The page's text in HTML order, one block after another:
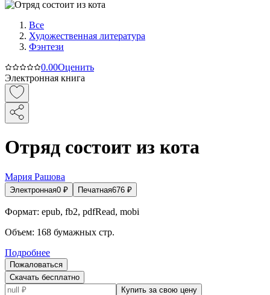
Все
Художественная литература
Фэнтези
0.00Оценить
Электронная книга
Отряд состоит из кота
Мария Рашова
Электронная0 ₽ Печатная676 ₽
Формат: epub, fb2, pdfRead, mobi
Объем: 168 бумажных стр.
Подробнее
Пожаловаться
Скачать бесплатно
Купить за свою цену